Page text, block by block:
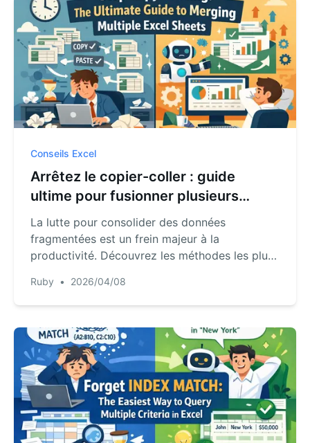
Conseils Excel
Arrêtez le copier-coller : guide
ultime pour fusionner plusieurs
feuilles Excel
La lutte pour consolider des données
fragmentées est un frein majeur à la
productivité. Découvrez les méthodes les plus
risque d’erreurs manuelles.
Ruby • 2026/04/08